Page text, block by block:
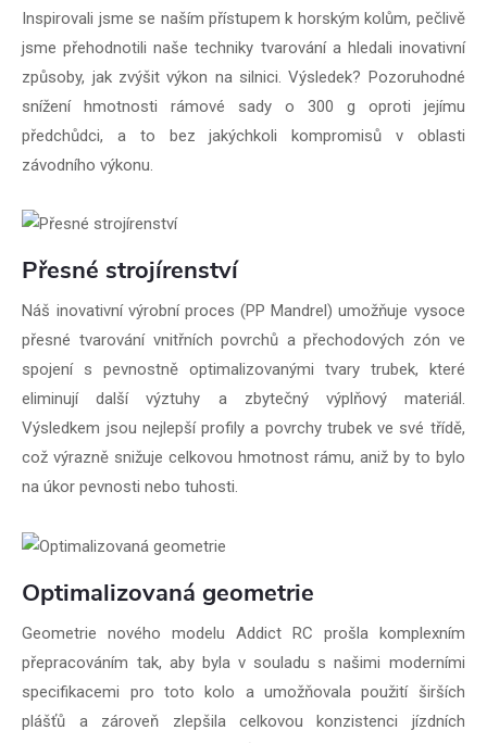
Inspirovali jsme se naším přístupem k horským kolům, pečlivě
jsme přehodnotili naše techniky tvarování a hledali inovativní
způsoby, jak zvýšit výkon na silnici. Výsledek? Pozoruhodné
snížení hmotnosti rámové sady o 300 g oproti jejímu
předchůdci, a to bez jakýchkoli kompromisů v oblasti
závodního výkonu.
Přesné strojírenství
Náš inovativní výrobní proces (PP Mandrel) umožňuje vysoce
přesné tvarování vnitřních povrchů a přechodových zón ve
spojení s pevnostně optimalizovanými tvary trubek, které
eliminují další výztuhy a zbytečný výplňový materiál.
Výsledkem jsou nejlepší profily a povrchy trubek ve své třídě,
což výrazně snižuje celkovou hmotnost rámu, aniž by to bylo
na úkor pevnosti nebo tuhosti.
Optimalizovaná geometrie
Geometrie nového modelu Addict RC prošla komplexním
přepracováním tak, aby byla v souladu s našimi moderními
specifikacemi pro toto kolo a umožňovala použití širších
plášťů a zároveň zlepšila celkovou konzistenci jízdních